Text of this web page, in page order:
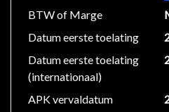
Dit afleverpakket bevat:
✅ Wettelijke garantie
✅ Onderhoudsbeurt
✅ Geldige APK
BTW of Marge
Datum eerste toelating
Datum eerste toelating
(internationaal)
APK vervaldatum